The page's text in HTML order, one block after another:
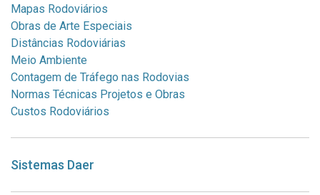
Mapas Rodoviários
Obras de Arte Especiais
Distâncias Rodoviárias
Meio Ambiente
Contagem de Tráfego nas Rodovias
Normas Técnicas Projetos e Obras
Custos Rodoviários
Sistemas Daer